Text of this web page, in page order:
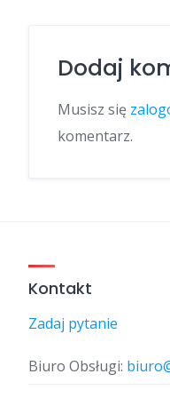
Dodaj
Musisz się
komentarz.
Kontakt
Zadaj pytanie
Biuro Obsługi: